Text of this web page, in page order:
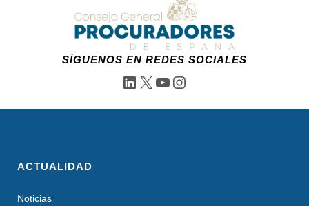
SÍGUENOS EN REDES SOCIALES
LinkedIn
X YouTube
Instagram
ACTUALIDAD
Noticias